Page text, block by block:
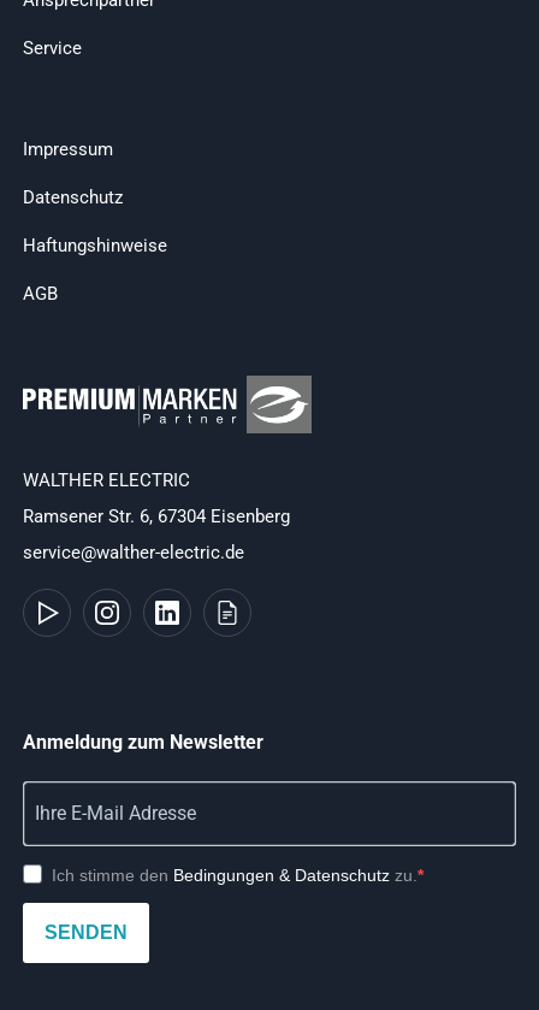
Service
Impressum
Datenschutz
Haftungshinweise
AGB
WALTHER ELECTRIC
Ramsener Str. 6, 67304 Eisenberg
service@walther-electric.de
Anmeldung zum Newsletter
Ich stimme den Bedingungen & Datenschutz zu.
SENDEN